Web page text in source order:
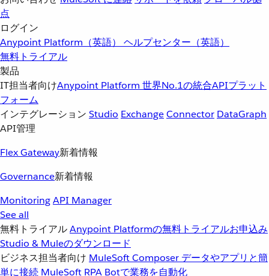
点
ログイン
Anypoint Platform（英語） ヘルプセンター（英語）
無料トライアル
製品
IT担当者向けAnypoint Platform 世界No.1の統合APIプラット
フォーム
インテグレーション Studio ExchangeConnector DataGraph
API管理
Flex Gateway新着情報
Governance新着情報
MonitoringAPI Manager
See all
無料トライアルAnypoint Platformの無料トライアルお申込み
Studio & Muleのダウンロード
ビジネス担当者向け MuleSoft Composer データやアプリと簡
単に接続 MuleSoft RPA Botで業務を自動化